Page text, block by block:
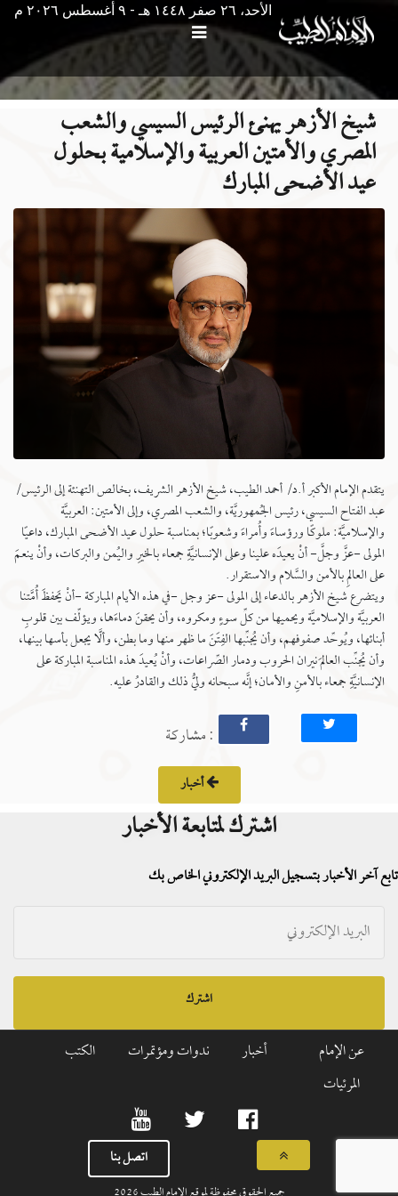
الأحد، ٢٦ صفر ١٤٤٨ هـ - ۹ أغسطس ۲۰۲٦ م
شيخ الأزهر يهنئ الرئيس السيسي والشعب
المصري والأمتين العربية والإسلامية بحلول
عيد الأضحى المبارك ‌
يتقدم الإمام الأكبر أ.د/ أحمد الطيب، شيخ الأزهر الشريف، بخالص التهنئة إلى الرئيس/
عبد الفتاح السيسي، رئيس الجُمهوريَّة، والشعب المصري، وإلى الأمتين: العربيَّة
والإسلاميَّة: ملوكًا ورؤساءَ وأُمراءَ وشعوبًا؛ بمناسبة حلول عيد الأضحى المبارك، داعيًا
المولى -عزَّ وجلَّ- أنْ يعيدَه علينا وعلى الإنسانيَّةِ جمعاء بالخيرِ واليُمن والبركات، وأنْ ينعمَ
على العالمِ بالأمن والسَّلام والاستقرار.
ويتضرع شيخ الأزهر بالدعاء إلى المولى -عز وجل -في هذه الأيام المباركة -أنْ يَحفظَ أُمَّتنا
العربيَّة والإسلاميَّة ويحميها من كلِّ سوءٍ ومكروه، وأن يحقنَ دماءَها، ويؤلِّف بين قلوبِ
أبنائها، ويُوحِّد صفوفهم، وأن يُجنِّبها الفِتَنَ ما ظهر منها وما بطن، وألَّا يجعل بأسها بينها،
وأن يُجنِّب العالمَ نيران الحروب ودمار الصِّراعات، وأنْ يُعيدَ هذه المناسبة المباركة على
الإنسانيَّةِ جمعاء بالأمنِ والأمان؛ إنَّه سبحانه وليُّ ذلك والقادرُ عليه.
: مشاركة
أخبار
اشترك لمتابعة الأخبار
تابع آخر الأخبار بتسجيل البريد الإلكتروني الخاص بك
اشترك
عن الإمام أخبار ندوات ومؤتمرات
الكتب
المرئيات
اتصل بنا